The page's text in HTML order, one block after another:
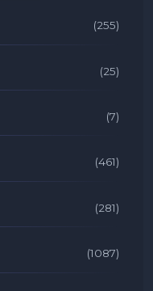
(255)
(25)
(7)
(461)
(281)
(1087)